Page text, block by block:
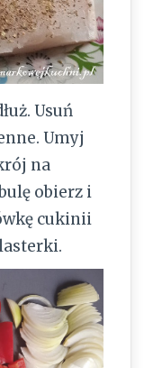
Usuń
Umyj
na
obierz i
cukinii